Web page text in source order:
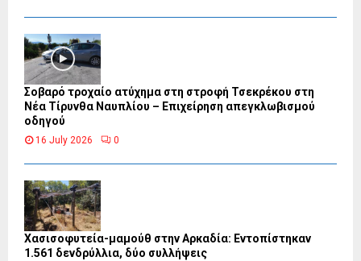
Σοβαρό τροχαίο ατύχημα στη στροφή Τσεκρέκου στη
Νέα Τίρυνθα Ναυπλίου – Επιχείρηση απεγκλωβισμού
οδηγού
16 July 2026 0
Χασισοφυτεία-μαμούθ στην Αρκαδία: Εντοπίστηκαν
1.561 δενδρύλλια, δύο συλλήψεις